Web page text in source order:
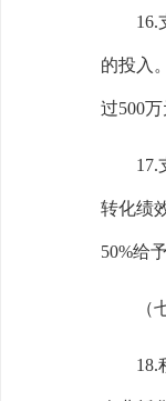
16.
的投入 。
过500万
17.
转化绩
50%给
（
18.